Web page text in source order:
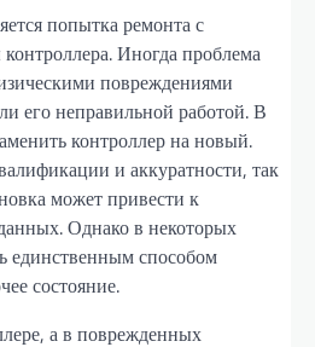
попытка ремонта с
Иногда проблема
повреждениями
его неправильной работой. В
контроллер на новый.
и аккуратности, так
может привести к
Однако в некоторых
единственным способом
состояние.
а в поврежденных